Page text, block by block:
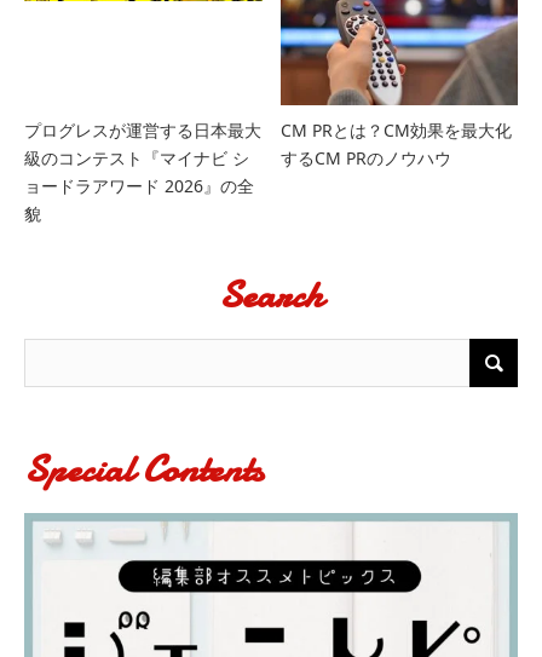
プログレスが運営する日本最大
級のコンテスト『マイナビ シ
ョードラアワード 2026』の全
貌
CM PRとは？CM効果を最大化
するCM PRのノウハウ
Search
Special Contents